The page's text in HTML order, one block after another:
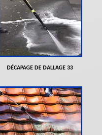
DÉCAPAGE DE DALLAGE 33